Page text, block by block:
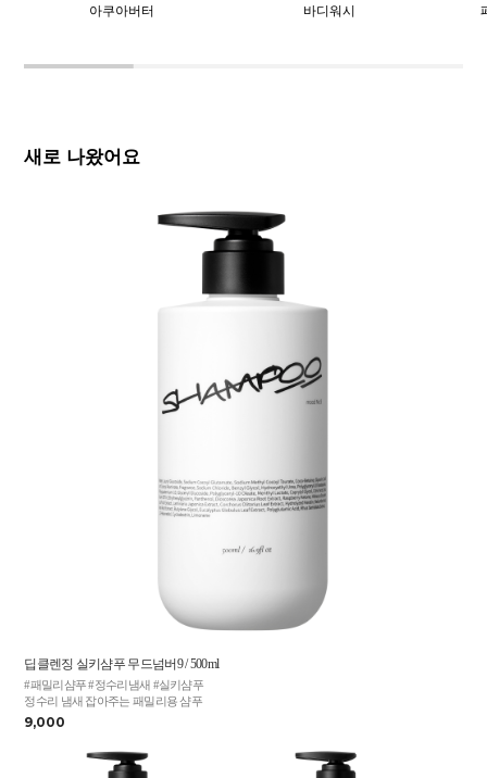
페이스 앤 바
새로 나왔어요
딥클렌징 실키샴푸 무드넘버9 / 500ml
#패밀리샴푸 #정수리냄새 #실키샴푸
정수리 냄새 잡아주는 패밀리용 샴푸
9,000